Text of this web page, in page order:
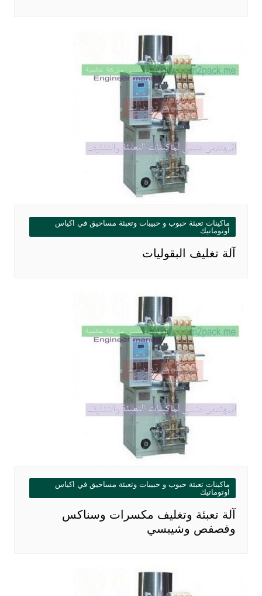
ماكينات تعبئة حبوب و حبيبات وتعبئة مساحيق في اكياس
اوتوماتيك
آلة تغليف البقوليات
ماكينات تعبئة حبوب و حبيبات وتعبئة مساحيق في اكياس
اوتوماتيك
آلة تعبئة وتغليف مكسرات وسناكس
وفصفص وشيبسي